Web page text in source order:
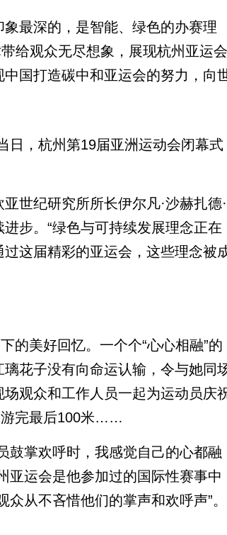
最深的，是智能、绿色的办赛理
给观众无尽想象，展现杭州亚运会
国打造碳中和亚运会的努力，向
，杭州第19届亚洲运动会闭幕式
纪研究所所长伊尔凡·沙赫扎德·
步。“绿色与可持续发展理念正在
这届精彩的亚运会，这些理念被
美好回忆。一个个“心心相融”的
花子没有向命运认输，令与她同
观众和工作人员一起为运动员庆
游完最后100米……
掌欢呼时，我感觉自己的心都融
亚运会是他参加过的国际性赛事中
从不吝惜他们的掌声和欢呼声”。